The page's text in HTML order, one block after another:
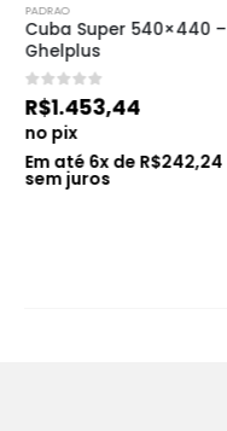
PADRAO
Cuba Super 540×440 –
Ghelplus
0de 5
R$1.453,44
no pix
Em até 6x de R$242,24
sem juros